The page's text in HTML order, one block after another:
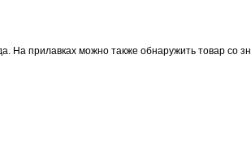
На прилавках можно также обнаружить товар со